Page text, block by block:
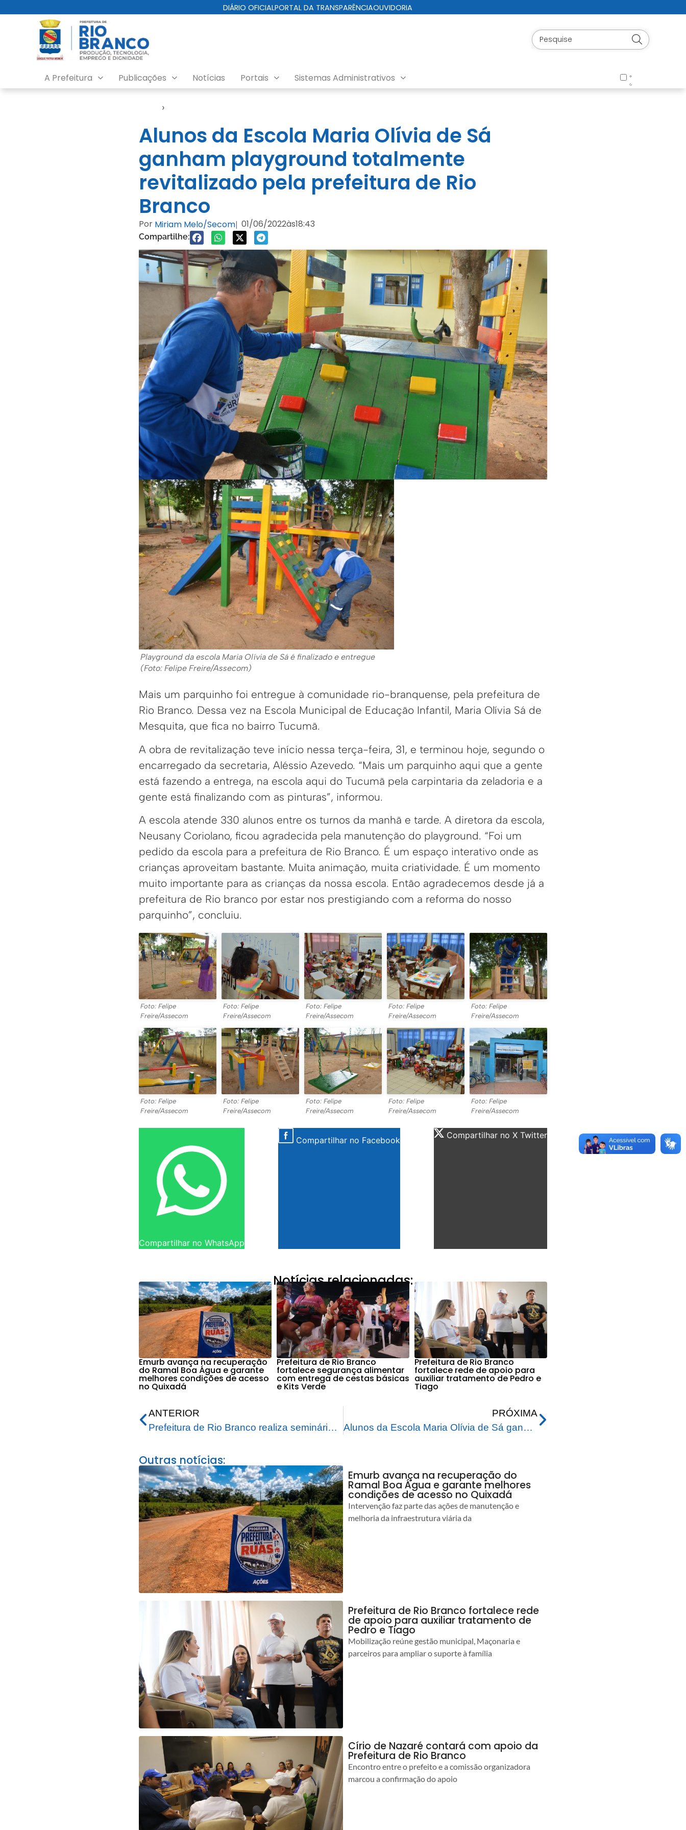
DIÁRIO OFICIALPORTAL DA TRANSPARÊNCIAOUVIDORIA
A Prefeitura Publicações Notícias Portais Sistemas Administrativos
›
Alunos da Escola Maria Olívia de Sá
ganham playground totalmente
revitalizado pela prefeitura de Rio
Branco
Por Miriam Melo/Secom| 01/06/2022às18:43
Compartilhe:
Playground da escola Maria Olívia de Sá é finalizado e entregue
(Foto: Felipe Freire/Assecom)
Mais um parquinho foi entregue à comunidade rio-branquense, pela prefeitura de
Rio Branco. Dessa vez na Escola Municipal de Educação Infantil, Maria Olívia Sá de
Mesquita, que fica no bairro Tucumã.
A obra de revitalização teve início nessa terça-feira, 31, e terminou hoje, segundo o
encarregado da secretaria, Aléssio Azevedo. “Mais um parquinho aqui que a gente
está fazendo a entrega, na escola aqui do Tucumã pela carpintaria da zeladoria e a
gente está finalizando com as pinturas”, informou.
A escola atende 330 alunos entre os turnos da manhã e tarde. A diretora da escola,
Neusany Coriolano, ficou agradecida pela manutenção do playground. “Foi um
pedido da escola para a prefeitura de Rio Branco. É um espaço interativo onde as
crianças aproveitam bastante. Muita animação, muita criatividade. É um momento
muito importante para as crianças da nossa escola. Então agradecemos desde já a
prefeitura de Rio branco por estar nos prestigiando com a reforma do nosso
parquinho”, concluiu.
Foto: Felipe
Freire/Assecom
Foto: Felipe
Freire/Assecom
Foto: Felipe
Freire/Assecom
Foto: Felipe
Freire/Assecom
Foto: Felipe
Freire/Assecom
Foto: Felipe
Freire/Assecom
Foto: Felipe
Freire/Assecom
Foto: Felipe
Freire/Assecom
Foto: Felipe
Freire/Assecom
Foto: Felipe
Freire/Assecom
Compartilhar no WhatsApp
Compartilhar no Facebook Compartilhar no X Twitter
Notícias relacionadas:
Emurb avança na recuperação
do Ramal Boa Água e garante
melhores condições de acesso
no Quixadá
Prefeitura de Rio Branco
fortalece segurança alimentar
com entrega de cestas básicas
e Kits Verde
Prefeitura de Rio Branco
fortalece rede de apoio para
auxiliar tratamento de Pedro e
Tiago
ANTERIOR
Prefeitura de Rio Branco realiza seminário sobre soluções sustentáveis para o meio ambiente
PRÓXIMA
Alunos da Escola Maria Olívia de Sá ganham playground totalmente revitalizado pela prefeitura de Rio Branco
Outras notícias:
Emurb avança na recuperação do
Ramal Boa Água e garante melhores
condições de acesso no Quixadá
Intervenção faz parte das ações de manutenção e
melhoria da infraestrutura viária da
Prefeitura de Rio Branco fortalece rede
de apoio para auxiliar tratamento de
Pedro e Tiago
Mobilização reúne gestão municipal, Maçonaria e
parceiros para ampliar o suporte à família
Círio de Nazaré contará com apoio da
Prefeitura de Rio Branco
Encontro entre o prefeito e a comissão organizadora
marcou a confirmação do apoio